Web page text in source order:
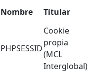
Nombre Titular
PHPSESSID
Cookie
propia
(MCL
Interglobal)